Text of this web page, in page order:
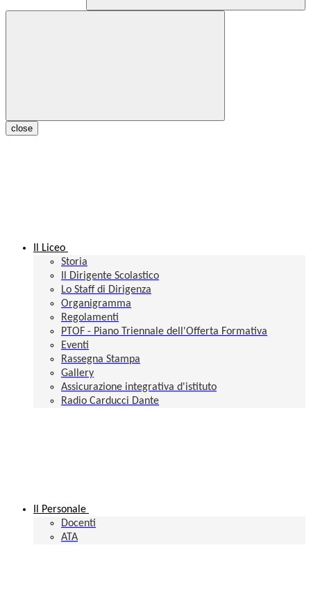
close
Il Liceo
Storia
Il Dirigente Scolastico
Lo Staff di Dirigenza
Organigramma
Regolamenti
PTOF - Piano Triennale dell'Offerta Formativa
Eventi
Rassegna Stampa
Gallery
Assicurazione integrativa d'istituto
Radio Carducci Dante
Il Personale
Docenti
ATA